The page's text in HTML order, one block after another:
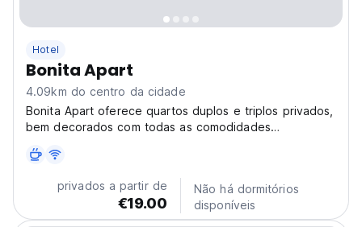
Hotel
Bonita Apart
4.09km do centro da cidade
Bonita Apart oferece quartos duplos e triplos privados,
bem decorados com todas as comodidades
privados a partir de
€19.00
Não há dormitórios
disponíveis